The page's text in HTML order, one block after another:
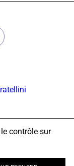
fenêtre)
(nouvelle fenêtre)
(nouvelle
contrôle sur